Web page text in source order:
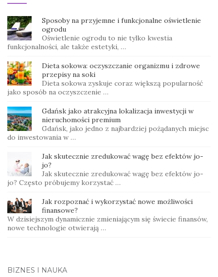
Sposoby na przyjemne i funkcjonalne oświetlenie
ogrodu
Oświetlenie ogrodu to nie tylko kwestia
funkcjonalności, ale także estetyki, …
Dieta sokowa: oczyszczanie organizmu i zdrowe
przepisy na soki
Dieta sokowa zyskuje coraz większą popularność
jako sposób na oczyszczenie …
Gdańsk jako atrakcyjna lokalizacja inwestycji w
nieruchomości premium
Gdańsk, jako jedno z najbardziej pożądanych miejsc
do inwestowania w …
Jak skutecznie zredukować wagę bez efektów jo-
jo?
Jak skutecznie zredukować wagę bez efektów jo-
jo? Często próbujemy korzystać …
Jak rozpoznać i wykorzystać nowe możliwości
finansowe?
W dzisiejszym dynamicznie zmieniającym się świecie finansów,
nowe technologie otwierają …
BIZNES I NAUKA